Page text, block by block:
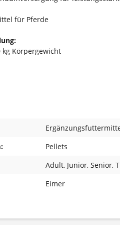
für Pferde
Körpergewicht
Pellets
Adult, Junior, Senior,
Eimer